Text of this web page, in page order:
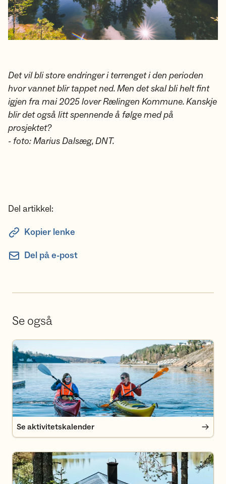
Det vil bli store endringer i terrenget i den perioden
hvor vannet blir tappet ned. Men det skal bli helt fint
igjen fra mai 2025 lover Rælingen Kommune. Kanskje
blir det også litt spennende å følge med på
prosjektet?
- foto: Marius Dalsæg, DNT.
Del artikkel:
Kopier lenke
Del på e-post
Se også
Se aktivitetskalender
Se aktivitetskalender
Finn deg en hytte i Oslomarka